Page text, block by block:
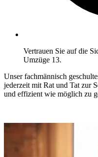
Vertrauen Sie auf die
Umzüge 13.
Unser fachmännisch
jederzeit mit Rat und Tat zur
und effizient wie möglich zu